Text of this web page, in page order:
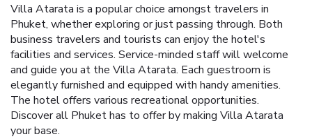
Villa Atarata is a popular choice amongst travelers in
Phuket, whether exploring or just passing through. Both
business travelers and tourists can enjoy the hotel's
facilities and services. Service-minded staff will welcome
and guide you at the Villa Atarata. Each guestroom is
elegantly furnished and equipped with handy amenities.
The hotel offers various recreational opportunities.
Discover all Phuket has to offer by making Villa Atarata
your base.